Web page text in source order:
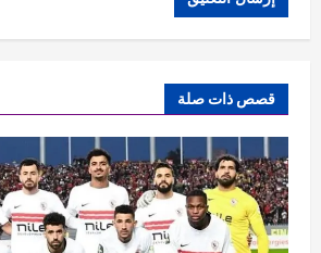
قصص ذات صلة